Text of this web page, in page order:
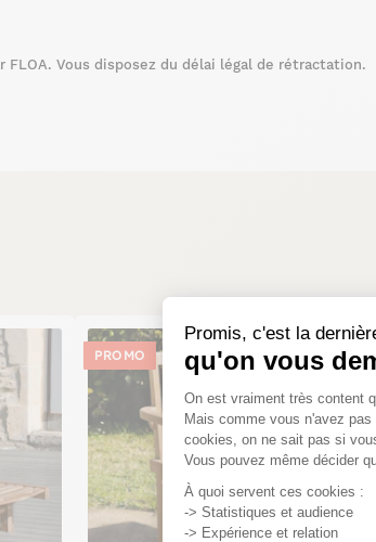
Promis, c'est la
qu'on vous
Plateforme de
On est vraiment très content
Mais comme vous n'avez
cookies, on ne sait pas si
Vous pouvez même décider
À quoi servent ces cookies :
-> Statistiques et audience
-> Expérience et relation
FLOA. Vous disposez du délai légal de rétractation.
PROMO